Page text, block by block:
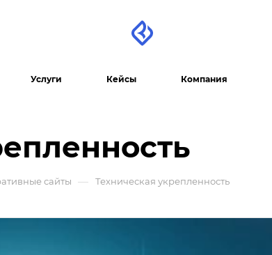
Услуги Кейсы Компания
сайты — Техническая укрепленность